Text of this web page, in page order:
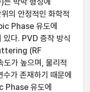
의 안정적인 화학적
Phase 유도에
있다. PVD 증착 방식
(RF
가 높으며, 물리적
가 존재하기 때문에
유도에